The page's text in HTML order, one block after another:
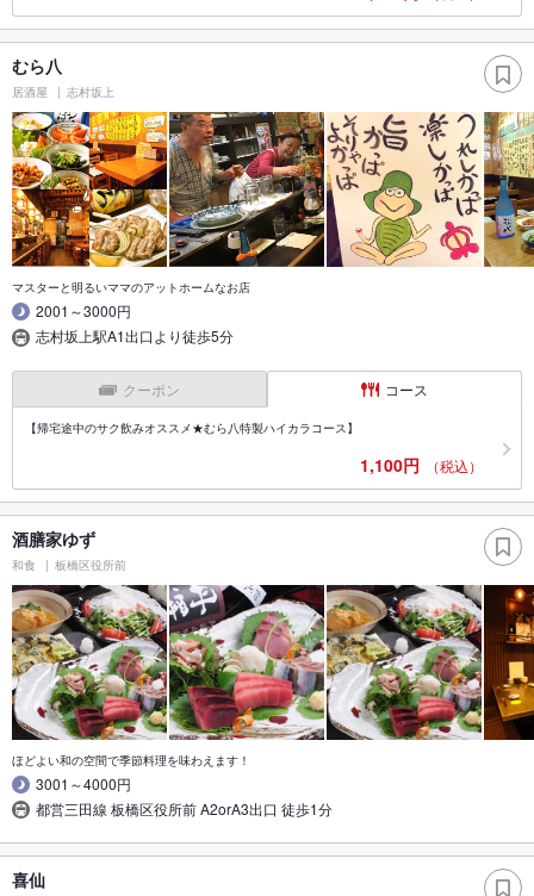
むら八
居酒屋 志村坂上
マスターと明るいママのアットホームなお店
2001～3000円
志村坂上駅A1出口より徒歩5分
クーポン コース
【帰宅途中のサク飲みオススメ★むら八特製ハイカラコース】
1,100円 （税込）
酒膳家ゆず
和食 板橋区役所前
ほどよい和の空間で季節料理を味わえます！
3001～4000円
都営三田線 板橋区役所前 A2orA3出口 徒歩1分
喜仙